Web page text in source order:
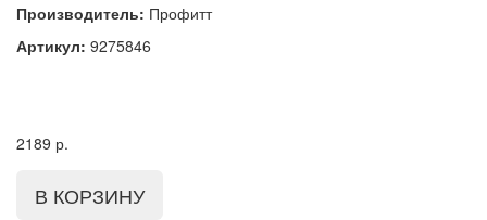
Производитель: Профитт
Артикул: 9275846
2189 р.